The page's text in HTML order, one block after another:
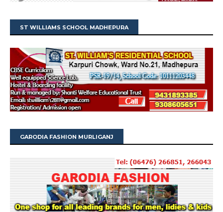
ST WILLIAMS SCHOOL MADHEPURA
GARODIA FASHION MURLIGANJ